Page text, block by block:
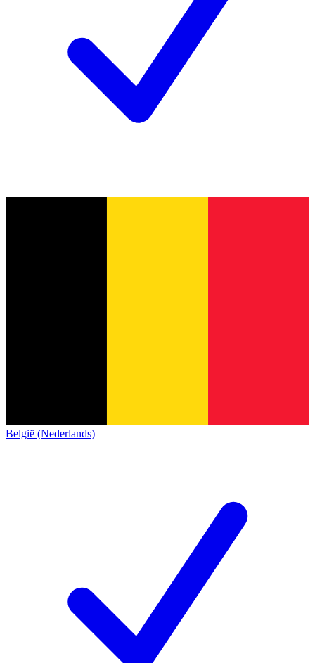
België (Nederlands)